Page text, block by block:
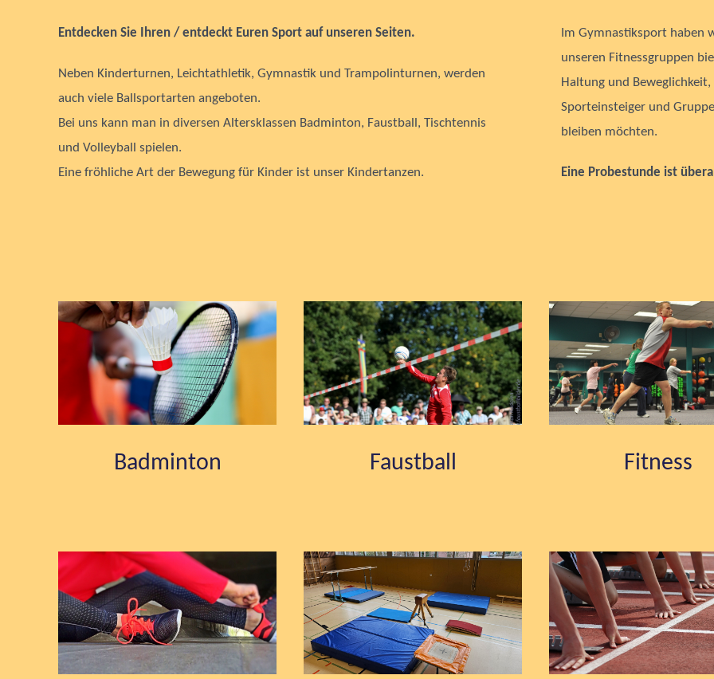
Entdecken Sie Ihren / entdeckt Euren Sport auf unseren Seiten.
Neben Kinderturnen, Leichtathletik, Gymnastik und Trampolinturnen, werden
auch viele Ballsportarten angeboten.
Bei uns kann man in diversen Altersklassen Badminton, Faustball, Tischtennis
und Volleyball spielen.
Eine fröhliche Art der Bewegung für Kinder ist unser Kindertanzen.
Im Gymnastiksport haben
unseren Fitnessgruppen
Haltung und
Sporteinsteiger und
bleiben möchten.
Eine Probestunde ist
Badminton Faustball Fitness